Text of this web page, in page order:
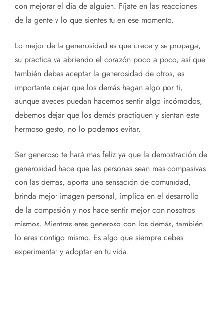
con mejorar el día de alguien. Fíjate en las reacciones
de la gente y lo que sientes tu en ese momento.
Lo mejor de la generosidad es que crece y se propaga,
su practica va abriendo el corazón poco a poco, así que
también debes aceptar la generosidad de otros, es
importante dejar que los demás hagan algo por ti,
aunque aveces puedan hacernos sentir algo incómodos,
debemos dejar que los demás practiquen y sientan este
hermoso gesto, no lo podemos evitar.
Ser generoso te hará mas feliz ya que la demostración de
generosidad hace que las personas sean mas compasivas
con las demás, aporta una sensación de comunidad,
brinda mejor imagen personal, implica en el desarrollo
de la compasión y nos hace sentir mejor con nosotros
mismos. Mientras eres generoso con los demás, también
lo eres contigo mismo. Es algo que siempre debes
experimentar y adoptar en tu vida.